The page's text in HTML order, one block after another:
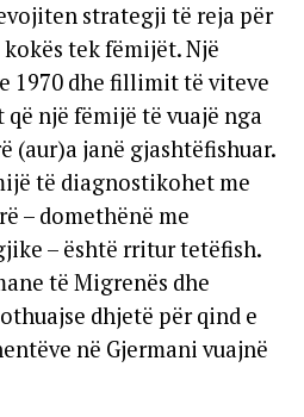
strategji të reja për
tek fëmijët. Një
1970 dhe fillimit të viteve
që një fëmijë të vuajë nga
(aur)a janë gjashtëfishuar.
të diagnostikohet me
– domethënë me
– është rritur tetëfish.
të Migrenës dhe
dhjetë për qind e
në Gjermani vuajnë